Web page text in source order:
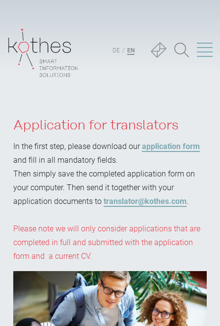
DE EN
Application for translators
In the first step, please download ourapplication form
and fill in all mandatory fields.
Then simply save the completed application form on
your computer. Then send it together with your
application documents to translator@kothes.com.
Please note we will only consider applications that are
completed in full and submitted with the application
form and a current CV.